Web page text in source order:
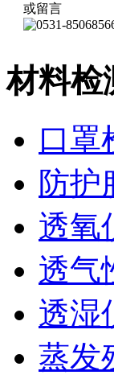
材料检
口罩
防护
透氧
透气
透湿
蒸发